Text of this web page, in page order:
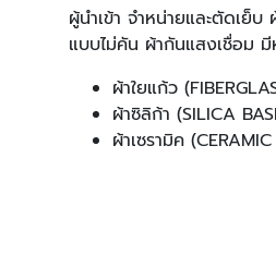
ผู้นำเข้า จำหน่ายและตัดเย็
แบบไม่คัน ผ้ากันแสงเชื่อม
ผ้าใยแก้ว
ผ้าซิลิก้า (SILICA
ผ้าเซรามิค